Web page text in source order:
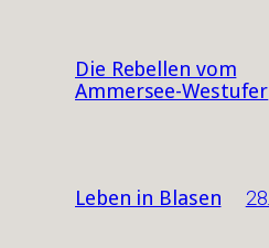
Die Rebellen vom
Ammersee-Westufer
Leben in Blasen